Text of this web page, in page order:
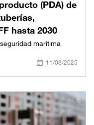
(PDA) de
hasta 2030
marítima
11/03/2025